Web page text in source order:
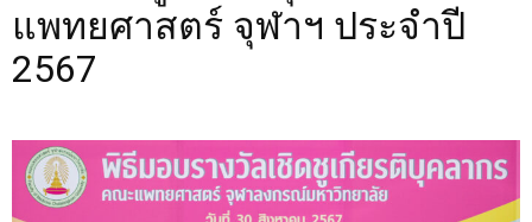
แพทยศาสตร์ จุฬาฯ ประจำปี
2567